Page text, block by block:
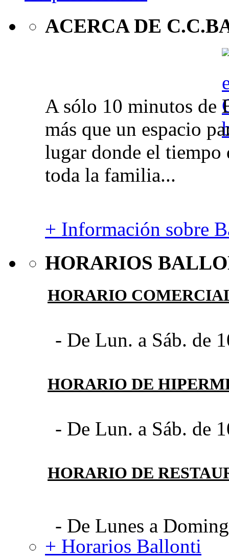
ACERCA DE
A sólo 10 minutos de
más que un espacio
lugar donde el tiempo
toda la familia...
+ Información sobre
HORARIOS
HORARIO
- De Lun. a Sáb. de
HORARIO DE
- De Lun. a Sáb. de
HORARIO DE
- De Lunes a
+ Horarios Ballonti